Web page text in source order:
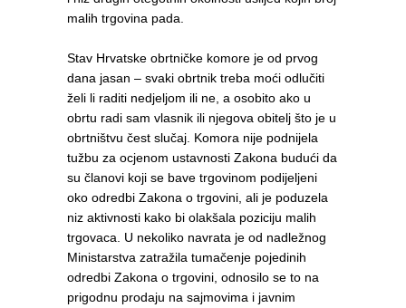
malih trgovina pada.
Stav Hrvatske obrtničke komore je od prvog
dana jasan – svaki obrtnik treba moći odlučiti
želi li raditi nedjeljom ili ne, a osobito ako u
obrtu radi sam vlasnik ili njegova obitelj što je u
obrtništvu čest slučaj. Komora nije podnijela
tužbu za ocjenom ustavnosti Zakona budući da
su članovi koji se bave trgovinom podijeljeni
oko odredbi Zakona o trgovini, ali je poduzela
niz aktivnosti kako bi olakšala poziciju malih
trgovaca. U nekoliko navrata je od nadležnog
Ministarstva zatražila tumačenje pojedinih
odredbi Zakona o trgovini, odnosilo se to na
prigodnu prodaju na sajmovima i javnim